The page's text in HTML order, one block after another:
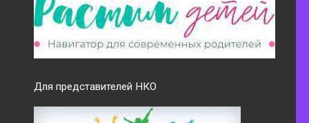
Для представителей НКО